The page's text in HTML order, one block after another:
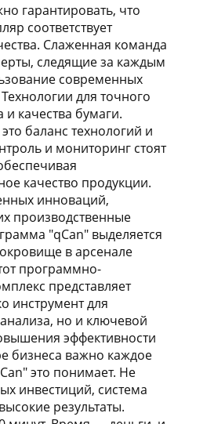
гарантировать, что
соответствует
Слаженная команда
следящие за каждым
современных
для точного
и качества бумаги.
баланс технологий и
и мониторинг стоят
качество продукции.
инноваций,
производственные
"qCan" выделяется
в арсенале
программно-
представляет
инструмент для
но и ключевой
эффективности
бизнеса важно каждое
это понимает. Не
инвестиций, система
результаты.